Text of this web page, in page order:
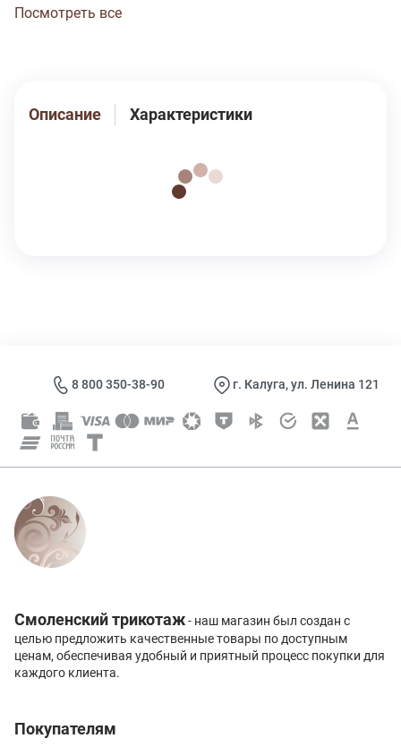
Посмотреть все
Описание Характеристики
8 800 350-38-90 г. Калуга, ул. Ленина 121
Смоленский трикотаж- наш магазин был создан с
целью предложить качественные товары по доступным
ценам, обеспечивая удобный и приятный процесс покупки для
каждого клиента.
Покупателям